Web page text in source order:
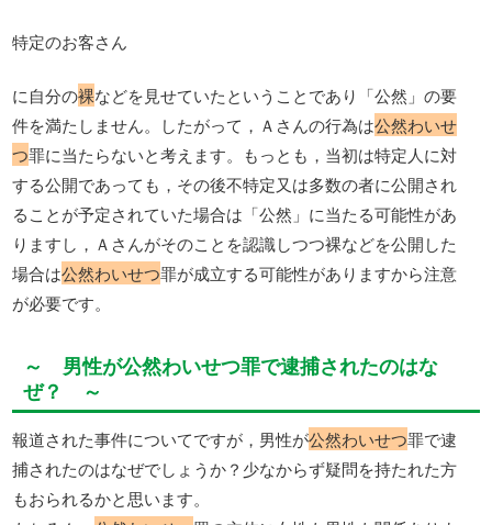
特定のお客さん
に自分の裸などを見せていたということであり「公然」の要
件を満たしません。したがって，Ａさんの行為は公然わいせ
つ罪に当たらないと考えます。もっとも，当初は特定人に対
する公開であっても，その後不特定又は多数の者に公開され
ることが予定されていた場合は「公然」に当たる可能性があ
りますし，Ａさんがそのことを認識しつつ裸などを公開した
場合は公然わいせつ罪が成立する可能性がありますから注意
が必要です。
～ 男性が公然わいせつ罪で逮捕されたのはな
ぜ？ ～
報道された事件についてですが，男性が公然わいせつ罪で逮
捕されたのはなぜでしょうか？少なからず疑問を持たれた方
もおられるかと思います。